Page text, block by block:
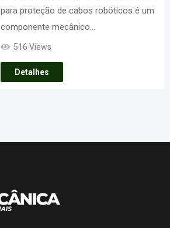
para proteção de cabos robóticos é um
componente mecânico…
516 Views
Detalhes